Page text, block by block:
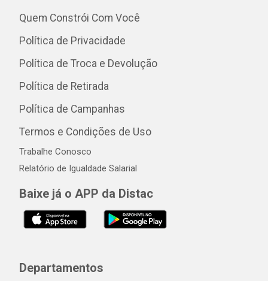
Quem Constrói Com Você
Política de Privacidade
Política de Troca e Devolução
Política de Retirada
Política de Campanhas
Termos e Condições de Uso
Trabalhe Conosco
Relatório de Igualdade Salarial
Baixe já o APP da Distac
Departamentos